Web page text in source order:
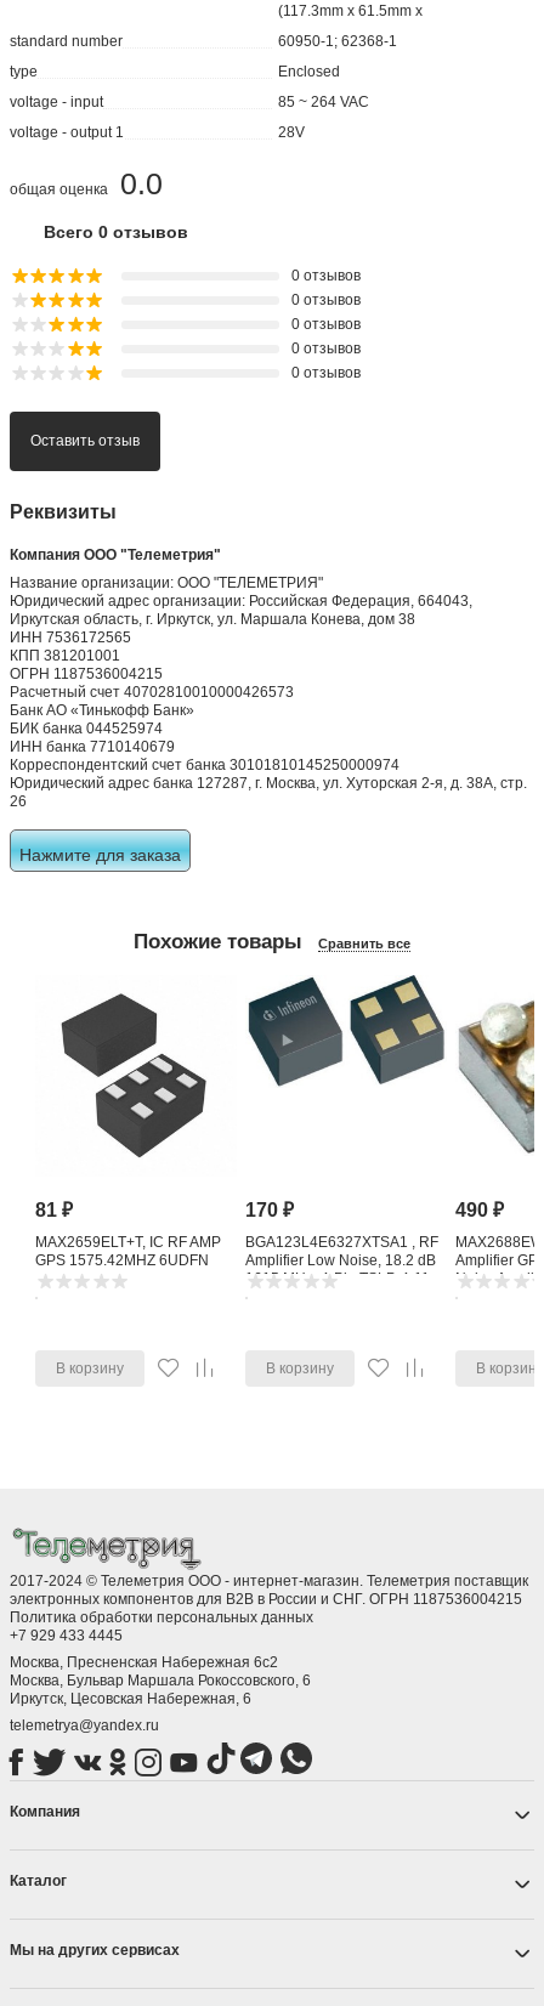
(117.3mm x 61.5mm x
standard number
60950-1; 62368-1
type
Enclosed
voltage - input
85 ~ 264 VAC
voltage - output 1
28V
0.0
общая оценка
Всего 0 отзывов
0 отзывов
0 отзывов
0 отзывов
0 отзывов
0 отзывов
Оставить отзыв
Реквизиты
Компания ООО "Телеметрия"
Название организации: ООО "ТЕЛЕМЕТРИЯ"
Юридический адрес организации: Российская Федерация, 664043,
Иркутская область, г. Иркутск, ул. Маршала Конева, дом 38
ИНН 7536172565
КПП 381201001
ОГРН 1187536004215
Расчетный счет 40702810010000426573
Банк АО «Тинькофф Банк»
БИК банка 044525974
ИНН банка 7710140679
Корреспондентский счет банка 30101810145250000974
Юридический адрес банка 127287, г. Москва, ул. Хуторская 2-я, д. 38А, стр.
26
Нажмите для заказа
Похожие товары Сравнить все
81₽
MAX2659ELT+T, IC RF AMP
GPS 1575.42MHZ 6UDFN
В корзину
170₽
BGA123L4E6327XTSA1 , RF
Amplifier Low Noise, 18.2 dB
1615 MHz, 4-Pin TSLP-4-11
В корзину
490₽
Amplifier
Noise
В корзину
2017-2024 © Телеметрия ООО - интернет-магазин. Телеметрия поставщик
электронных компонентов для B2B в России и СНГ. ОГРН 1187536004215
Политика обработки персональных данных
+7 929 433 4445
Москва, Пресненская Набережная 6с2
Москва, ​Бульвар Маршала Рокоссовского, 6
Иркутск, ​Цесовская Набережная, 6
telemetrya@yandex.ru
Компания
Каталог
Мы на других сервисах